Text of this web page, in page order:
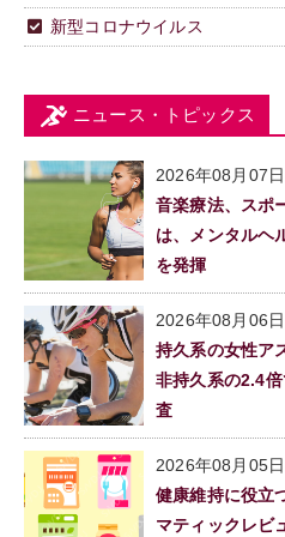
新型コロナウイルス
ニュース・トピックス
2026年08月07日
音楽療法、スポ
は、メンタルヘ
を発揮
2026年08月06日
持久系の女性ア
非持久系の2.4
査
2026年08月05日
健康維持に役立
マティックレビ